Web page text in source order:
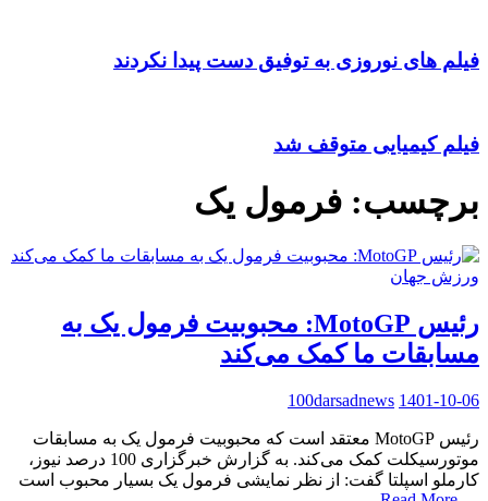
فیلم های نوروزی به توفیق دست پیدا نکردند
فیلم کیمیایی متوقف شد
برچسب: فرمول یک
ورزش جهان
رئیس MotoGP: محبوبیت فرمول یک به
مسابقات ما کمک می‌کند
100darsadnews 1401-10-06
رئیس MotoGP معتقد است که محبوبیت فرمول یک به مسابقات
موتورسیکلت کمک می‌کند. به گزارش خبرگزاری 100 درصد نیوز،
کارملو اسپلتا گفت: از نظر نمایشی فرمول یک بسیار محبوب است